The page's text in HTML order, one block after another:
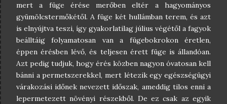
mert a füge érése merőben eltér a hagyományos
gyümölcstermőkétől. A füge két hullámban terem, és azt
is elnyújtva teszi, így gyakorlatilag július végétől a fagyok
beálltáig folyamatosan van a fügebokrokon éretlen,
éppen érésben lévő, és teljesen érett füge is állandóan.
Azt pedig tudjuk, hogy érés közben nagyon óvatosan kell
bánni a permetszerekkel, mert létezik egy egészségügyi
várakozási időnek nevezett időszak, ameddig tilos enni a
lepermetezett növényi részekből. De ez csak az egyik